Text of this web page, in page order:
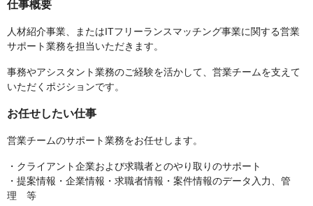
仕事概要
人材紹介事業、またはITフリーランスマッチング事業に関する営業
サポート業務を担当いただきます。
事務やアシスタント業務のご経験を活かして、営業チームを支えて
いただくポジションです。
お任せしたい仕事
営業チームのサポート業務をお任せします。
・クライアント企業および求職者とのやり取りのサポート
・提案情報・企業情報・求職者情報・案件情報のデータ入力、管
理 等